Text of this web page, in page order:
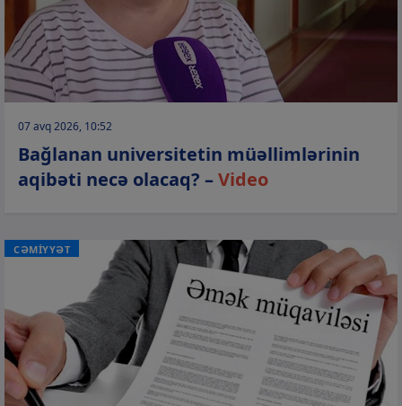
07 avq 2026, 10:52
Bağlanan universitetin müəllimlərinin
aqibəti necə olacaq? –Video
CƏMİYYƏT